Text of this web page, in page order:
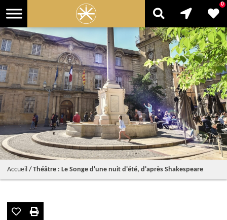
0
Accueil/ Théâtre : Le Songe d'une nuit d'été, d'après Shakespeare